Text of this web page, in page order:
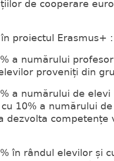
de cooperare
proiectul Erasmus+ :
a numărului
proveniți din
a numărului de
10% a numărului
dezvolta competențe
în rândul elevilor și